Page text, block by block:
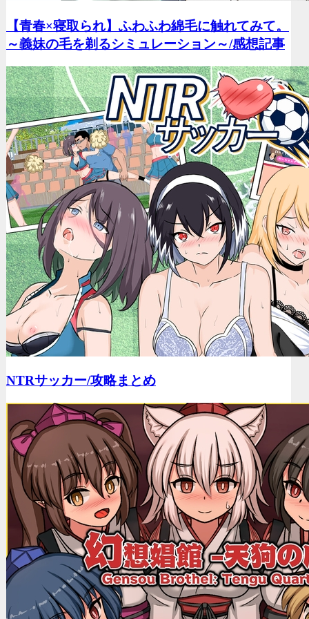
【青春×寝取られ】ふわふわ綿毛に触れてみて。
～義妹の毛を剃るシミュレーション～/感想記事
NTRサッカー/攻略まとめ